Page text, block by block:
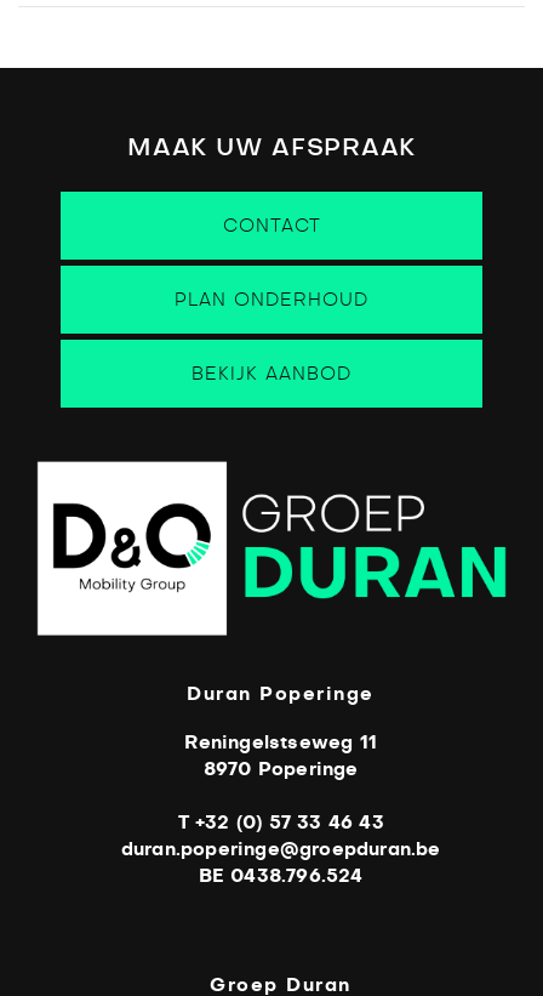
MAAK UW AFSPRAAK
CONTACT
PLAN ONDERHOUD
BEKIJK AANBOD
Duran Poperinge
Reningelstseweg 11
8970 Poperinge
T +32 (0) 57 33 46 43
duran.poperinge@groepduran.be
BE 0438.796.524
Groep Duran